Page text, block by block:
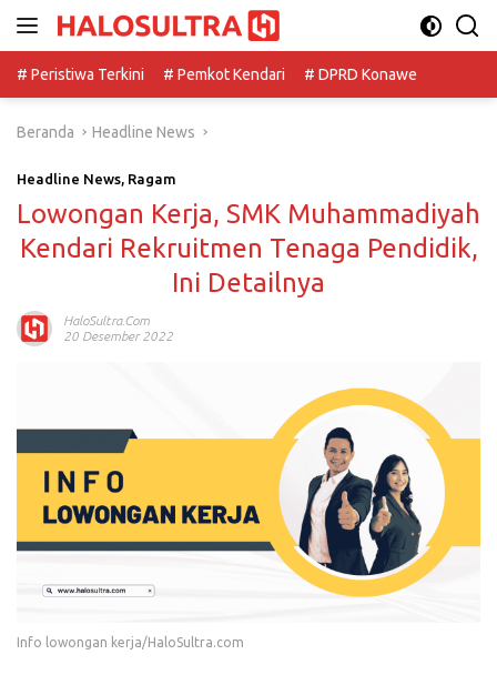
# Peristiwa Terkini
# Pemkot Kendari # DPRD Konawe
Beranda Headline News
Headline News, Ragam
Lowongan Kerja, SMK Muhammadiyah
Kendari Rekruitmen Tenaga Pendidik,
Ini Detailnya
HaloSultra.com
20 Desember 2022
Info lowongan kerja/HaloSultra.com